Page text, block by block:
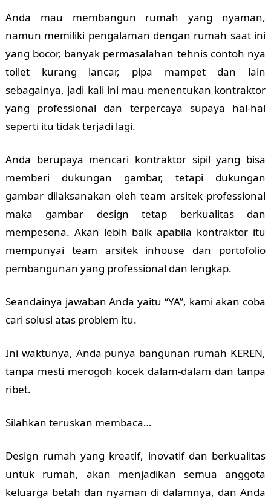
Anda mau membangun rumah yang nyaman,
namun memiliki pengalaman dengan rumah saat ini
yang bocor, banyak permasalahan tehnis contoh nya
toilet kurang lancar, pipa mampet dan lain
sebagainya, jadi kali ini mau menentukan kontraktor
yang professional dan terpercaya supaya hal-hal
seperti itu tidak terjadi lagi.
Anda berupaya mencari kontraktor sipil yang bisa
memberi dukungan gambar, tetapi dukungan
gambar dilaksanakan oleh team arsitek professional
maka gambar design tetap berkualitas dan
mempesona. Akan lebih baik apabila kontraktor itu
mempunyai team arsitek inhouse dan portofolio
pembangunan yang professional dan lengkap.
Seandainya jawaban Anda yaitu “YA”, kami akan coba
cari solusi atas problem itu.
Ini waktunya, Anda punya bangunan rumah KEREN,
tanpa mesti merogoh kocek dalam-dalam dan tanpa
ribet.
Silahkan teruskan membaca…
Design rumah yang kreatif, inovatif dan berkualitas
untuk rumah, akan menjadikan semua anggota
keluarga betah dan nyaman di dalamnya, dan Anda